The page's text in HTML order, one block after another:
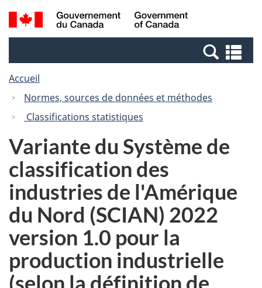
Passer
au
Passer
à
Canada
Recherche
et
et
Accueil
Normes, sources de données et méthodes
Classifications statistiques
Variante du Système de
classification des
industries de l'Amérique
du Nord (SCIAN) 2022
version 1.0 pour la
production industrielle
(selon la définition de